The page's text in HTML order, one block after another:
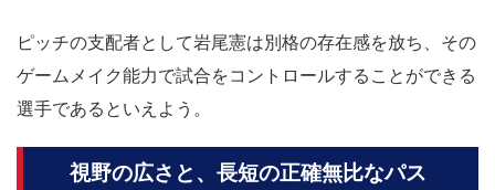
ピッチの支配者として岩尾憲は別格の存在感を放ち、その
ゲームメイク能力で試合をコントロールすることができる
選手であるといえよう。
視野の広さと、長短の正確無比なパス